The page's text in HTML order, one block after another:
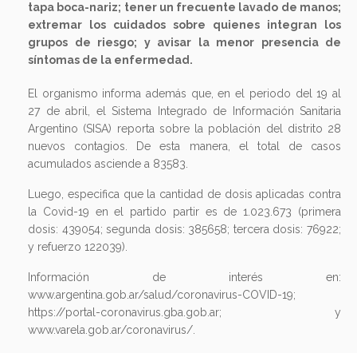
tapa boca-nariz; tener un frecuente lavado de manos;
extremar los cuidados sobre quienes integran los
grupos de riesgo; y avisar la menor presencia de
síntomas de la enfermedad.
El organismo informa además que, en el periodo del 19 al
27 de abril, el Sistema Integrado de Información Sanitaria
Argentino (SISA) reporta sobre la población del distrito 28
nuevos contagios. De esta manera, el total de casos
acumulados asciende a 83583.
Luego, especifica que la cantidad de dosis aplicadas contra
la Covid-19 en el partido partir es de 1.023.673 (primera
dosis: 439054; segunda dosis: 385658; tercera dosis: 76922;
y refuerzo 122039).
Información de interés en:
www.argentina.gob.ar/salud/coronavirus-COVID-19;
https://portal-coronavirus.gba.gob.ar; y
www.varela.gob.ar/coronavirus/.